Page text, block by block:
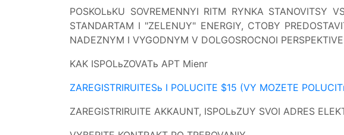
POSKOLьKU SOVREMENNYI RITM RYNKA STANOVITSY
STANDARTAM I "ZELENUY" ENERGIY, CTOBY
NADEZNYM I VYGODNYM V DOLGOSROCNOI
KAK ISPOLьZOVATь APT Mienr
ZAREGISTRIRUITESь I POLUCITE $15 (VY MOZETE
ZAREGISTRIRUITE AKKAUNT, ISPOLьZUY SVOI ADRES